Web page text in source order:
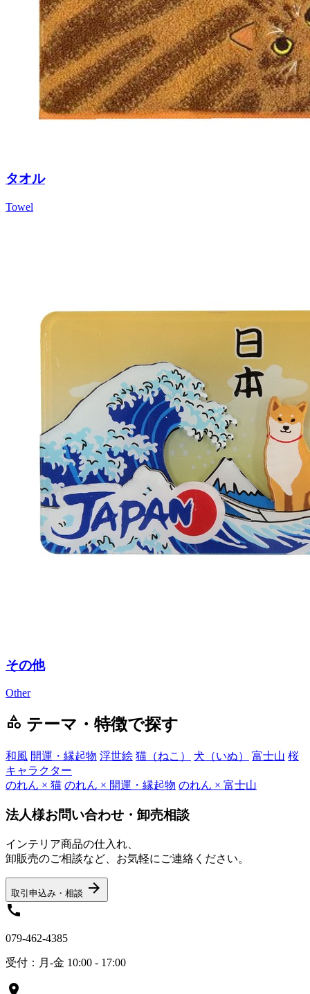
タオル
Towel
その他
Other
category テーマ・特徴で探す
和風 開運・縁起物 浮世絵 猫（ねこ） 犬（いぬ） 富士山 桜
キャラクター
のれん × 猫 のれん × 開運・縁起物 のれん × 富士山
法人様お問い合わせ・卸売相談
インテリア商品の仕入れ、
卸販売のご相談など、お気軽にご連絡ください。
取引申込み・相談 arrow_forward
call
079-462-4385
受付：月-金 10:00 - 17:00
location_on